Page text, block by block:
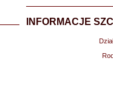
INFORMACJE